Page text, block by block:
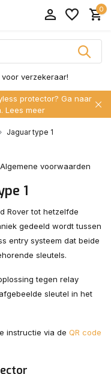
0
verzekeraar!
protector? Ga naar
Lees meer
Jaguar type 1
Algemene voorwaarden
1
Rover tot hetzelfde
gedeeld wordt tussen
entry systeem dat beide
sleutels.
tegen relay
sleutel in het
instructie via de QR code